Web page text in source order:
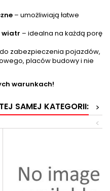
– umożliwiają łatwe
wiatr – idealna na każdą porę
zabezpieczenia pojazdów,
placów budowy i nie
warunkach!
SAMEJ KATEGORII:
>
<